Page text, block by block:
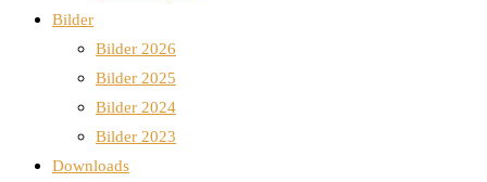
Bilder
Bilder 2026
Bilder 2025
Bilder 2024
Bilder 2023
Downloads